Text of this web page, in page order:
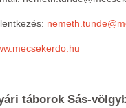
táborok Sás-